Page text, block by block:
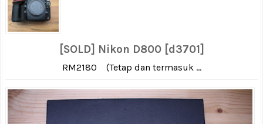
[SOLD] Nikon D800 [d3701]
RM2180 (Tetap dan termasuk ...